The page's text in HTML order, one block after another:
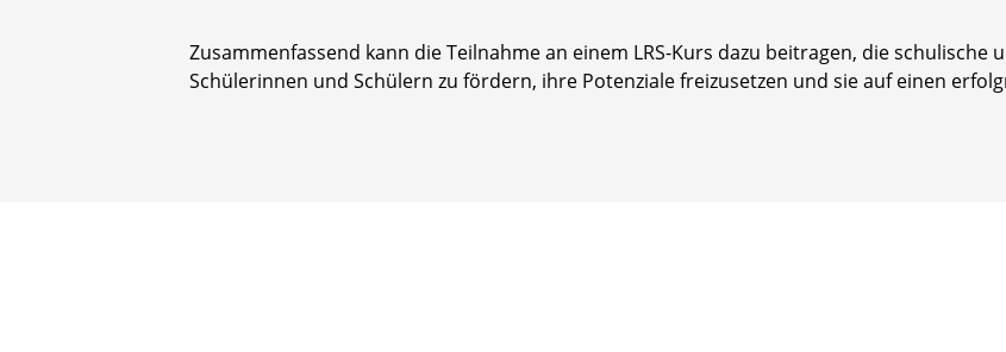
Zusammenfassend kann die Teilnahme an einem LRS-Kurs dazu beitragen, die schulische
Schülerinnen und Schülern zu fördern, ihre Potenziale freizusetzen und sie auf einen